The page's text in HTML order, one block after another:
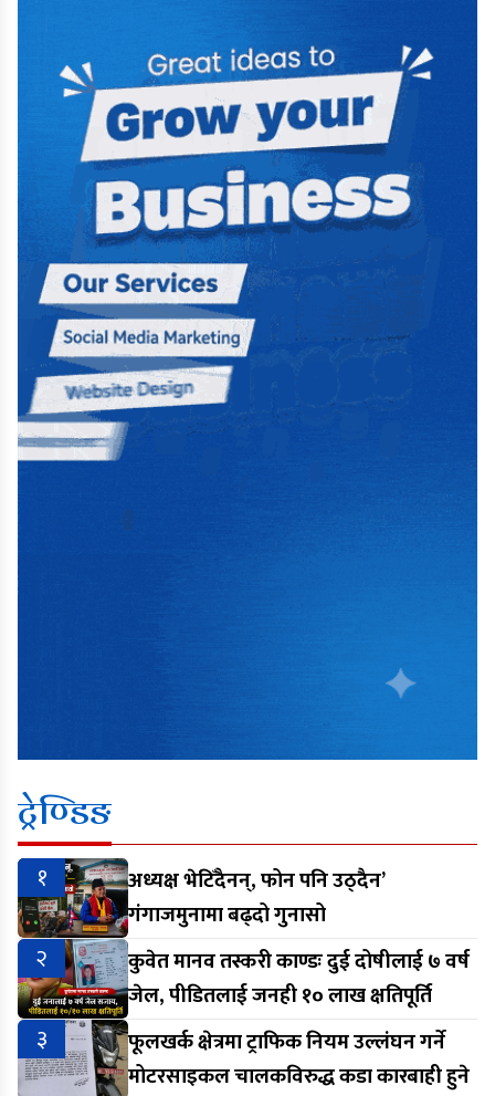
ट्रेण्डिङ
१
अध्यक्ष भेटिँदैनन्, फोन पनि उठ्दैन’
गंगाजमुनामा बढ्दो गुनासो
२
कुवेत मानव तस्करी काण्डः दुई दोषीलाई ७ वर्ष
जेल, पीडितलाई जनही १० लाख क्षतिपूर्ति
३
फूलखर्क क्षेत्रमा ट्राफिक नियम उल्लंघन गर्ने
मोटरसाइकल चालकविरुद्ध कडा कारबाही हुने